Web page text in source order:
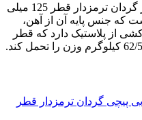
چرخ فروشگاهی بلبرینگی B آلن خور گردان ترمزدار قطر 125 میلی
که جنس پایه آن از آهن،
از پلاستیک دارد که قطر